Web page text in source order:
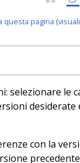
questa pagina (
selezionare le
desiderate
con la